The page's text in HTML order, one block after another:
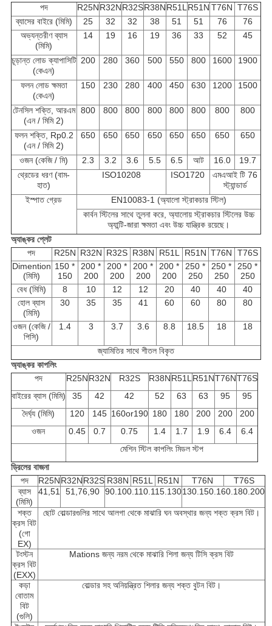
পদ
R25NR32NR32SR38NR51LR51N T76N T76S
ব্যাসের বাইরে (মিমি)
25 32 32 38 51 51 76
76
অভ্যন্তরীণ ব্যাস
(মিমি)
14 19 16 19 36 33 52 45
চূড়ান্ত লোড ক্যাপাসিটি
(কেএন)
200 280 360 500 550 800 1600 1900
ফলন লোড ক্ষমতা
(কেএন)
150 230 280 400 450 630 1200 1500
টেনসিল শক্তি, আরএম
(এন / মিমি 2)
800 800 800 800 800 800 800 800
ফলন শক্তি, Rp0.2
(এন / মিমি 2)
650 650 650 650 650 650 650 650
ওজন (কেজি / মি) 2.3 3.2 3.6 5.5 6.5 আট 16.0
19.7
থ্রেডের ধরণ (বাম-
হাত)
ISO10208 ISO1720
এমএআই টি 76
স্ট্যান্ডার্ড
ইস্পাত গ্রেড
EN10083-1 (অ্যালো স্ট্রাকচার স্টিল)
কার্বন স্টিলের সাথে তুলনা করে, অ্যালোয় স্ট্রাকচার স্টিলের উচ্চ
অ্যান্টি-জারা ক্ষমতা এবং উচ্চ যান্ত্রিক রয়েছে।
অ্যাঙ্কর প্লেট
পদ
R25N R32N R32S R38N R51L R51N T76N
T76S
Dimention
(মিমি)
150 *
150
200 *
200
200 *
200
200 *
200
200 *
200
250 *
250
250 *
250
250 *
250
বেধ (মিমি)
8 10 12 12 20 40 40
40
হোল ব্যাস
(মিমি)
30 35 35 41 60 60 80 80
ওজন (কেজি /
পিসি)
1.4 3 3.7 3.6 8.8 18.5 18 18
জ্যামিতির সাথে শীতল বিকৃত
অ্যাঙ্কর কাপলিং
পদ
R25NR32N R32S R38NR51LR51NT76NT76S
বাইরের ব্যাস (মিমি)
35 42 42 52 63 63 95
95
দৈর্ঘ্য (মিমি)
120 145 160or190 180 180 200 200
200
ওজন
0.45 0.7 0.75 1.4 1.7 1.9 6.4
6.4
মেশিন স্টিল কাপলিং মিডল স্টপ
ড্রিলের বাজনা
পদ
R25NR32NR32S R38N R51L R51N T76N
T76S
ব্যাস
(মিমি)
41,51 51,76,90 90.100.110.115.130130.150.160.180.200
শক্ত
ক্রস বিট
(গো
EX)
ছোট বোল্ডারগুলির সাথে আলগা থেকে মাঝারি ঘন অবস্থার জন্য শক্ত ক্রস বিট।
টংস্টন
ক্রস বিট
(EXX)
Mations জন্য নরম থেকে মাঝারি শিলা জন্য টিসি ক্রস বিট
কড়া
বোতাম
বিট
(গুলি)
বোল্ডার সহ অনিয়ন্ত্রিত শিলার জন্য শক্ত বুটন বিট।